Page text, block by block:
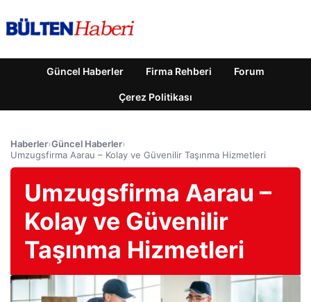
Güncel Haberler Firma Rehberi Forum
Çerez Politikası
Haberler›Güncel Haberler›
Umzugsfirma Aarau – Kolay ve Güvenilir Taşınma Hizmetleri
Umzugsfirma Aarau –
Kolay ve Güvenilir
Taşınma Hizmetleri